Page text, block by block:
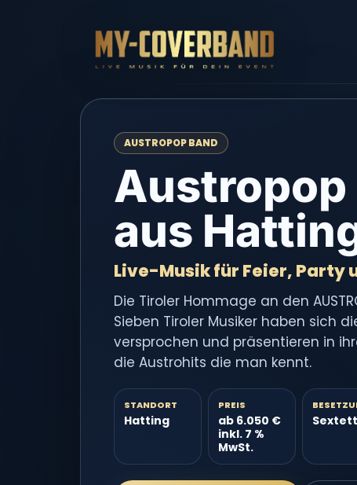
AUSTROPOP BAND
Austropop
aus
Live-Musik für Feier, Party
Die Tiroler Hommage an den
Sieben Tiroler Musiker haben sich
versprochen und präsentieren in
die Austrohits die man kennt.
STANDORT
Hatting
PREIS
ab 6.050 €
inkl. 7 %
MwSt.